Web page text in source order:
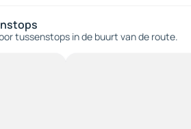
tussenstops in de buurt van de route.